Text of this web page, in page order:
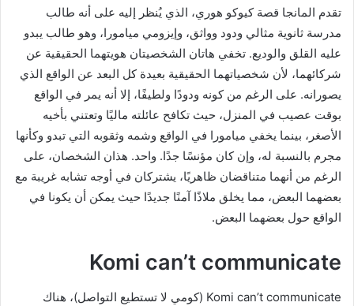
تقدم المانجا قصة كيوكو هوري، الذي يُنظر إليه على أنه طالب
مدرسة ثانوية مثالي ودود وواثق، وإيزومي ميامورا، وهو طالب يبدو
عليه القلق والوديع. تخفي هاتان الشخصيتان هويتهما الحقيقية عن
شركائهما، لأن شخصياتهما الحقيقية بعيدة كل البعد عن الواقع الذي
يصورانه. على الرغم من كونه ودودًا ولطيفًا، إلا أنه يمر في الواقع
بوقت عصيب في المنزل، حيث تكافح عائلته ماليًا وتعتني بأخيه
الأصغر، بينما يخفي ميامورا في الواقع وشمه وثقوبه التي تبدو وكأنها
مجرم بالنسبة له، وإن كان مؤنسًا جدًا. واحد. هذان الشخصان، على
الرغم من أنهما متناقضان ظاهريًا، يشتركان في أوجه تشابه غريبة مع
بعضهما البعض، مما يخلق ملاذًا آمنًا جديدًا حيث يمكن أن يكونا في
الواقع حول بعضهما البعض.
Komi can’t communicate
Komi can’t communicate (كومي لا تستطيع التواصل)، هناك